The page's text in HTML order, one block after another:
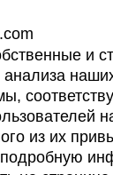
информация
Cookies
и
из их
подробную